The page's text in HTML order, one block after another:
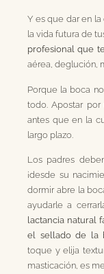
Y es que dar en
la vida futura de
profesional que
aérea, deglución,
Porque la boca
todo. Apostar
antes que en la
largo plazo.
Los padres
¡desde su
dormir abre la
ayudarle a
lactancia natural
el sellado de la
toque y elija
masticación, es